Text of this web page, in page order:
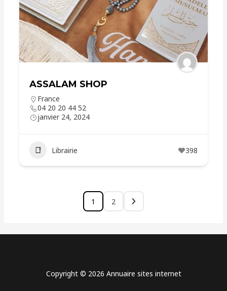
ASSALAM SHOP
France
04 20 20 44 52
janvier 24, 2024
Librairie 398
1 2
Copyright © 2026 Annuaire sites internet